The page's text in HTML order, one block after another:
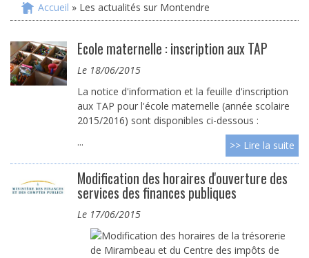
Vous êtes ici
Accueil » Les actualités sur Montendre
Ecole maternelle : inscription aux TAP
le 18/06/2015
La notice d'information et la feuille d'inscription
aux TAP pour l'école maternelle (année scolaire
2015/2016) sont disponibles ci-dessous :
...
>> Lire la suite
Modification des horaires d'ouverture des
services des finances publiques
le 17/06/2015